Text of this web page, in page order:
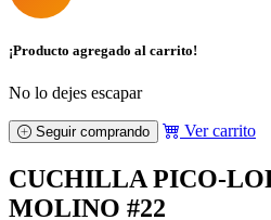
¡Producto agregado al carrito!
No lo dejes escapar
Seguir comprando Ver carrito
CUCHILLA PICO-
MOLINO #22